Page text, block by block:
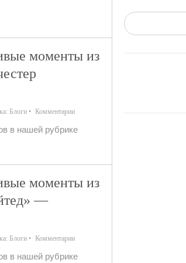
моменты из
Блоги Комментарии
в нашей рубрике
моменты из
—
Блоги Комментарии
в нашей рубрике